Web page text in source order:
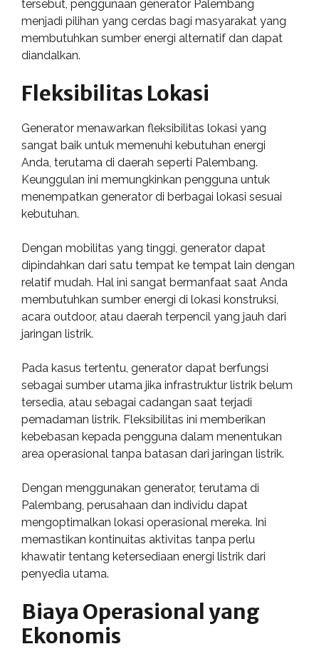
tersebut, penggunaan generator Palembang
menjadi pilihan yang cerdas bagi masyarakat yang
membutuhkan sumber energi alternatif dan dapat
diandalkan.
Fleksibilitas Lokasi
Generator menawarkan fleksibilitas lokasi yang
sangat baik untuk memenuhi kebutuhan energi
Anda, terutama di daerah seperti Palembang.
Keunggulan ini memungkinkan pengguna untuk
menempatkan generator di berbagai lokasi sesuai
kebutuhan.
Dengan mobilitas yang tinggi, generator dapat
dipindahkan dari satu tempat ke tempat lain dengan
relatif mudah. Hal ini sangat bermanfaat saat Anda
membutuhkan sumber energi di lokasi konstruksi,
acara outdoor, atau daerah terpencil yang jauh dari
jaringan listrik.
Pada kasus tertentu, generator dapat berfungsi
sebagai sumber utama jika infrastruktur listrik belum
tersedia, atau sebagai cadangan saat terjadi
pemadaman listrik. Fleksibilitas ini memberikan
kebebasan kepada pengguna dalam menentukan
area operasional tanpa batasan dari jaringan listrik.
Dengan menggunakan generator, terutama di
Palembang, perusahaan dan individu dapat
mengoptimalkan lokasi operasional mereka. Ini
memastikan kontinuitas aktivitas tanpa perlu
khawatir tentang ketersediaan energi listrik dari
penyedia utama.
Biaya Operasional yang
Ekonomis